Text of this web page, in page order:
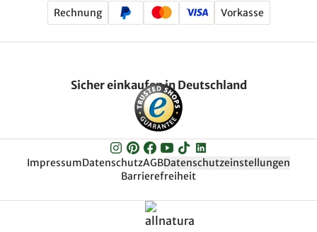
Rechnung Vorkasse
Sicher einkaufen in Deutschland
ImpressumDatenschutzAGBDatenschutzeinstellungen
Barrierefreiheit